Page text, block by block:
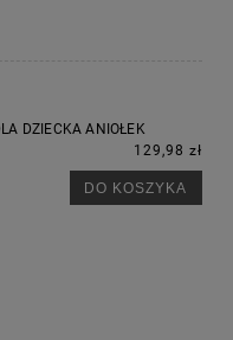
DZIECKA ANIOŁEK
129,98 zł
DO KOSZYKA